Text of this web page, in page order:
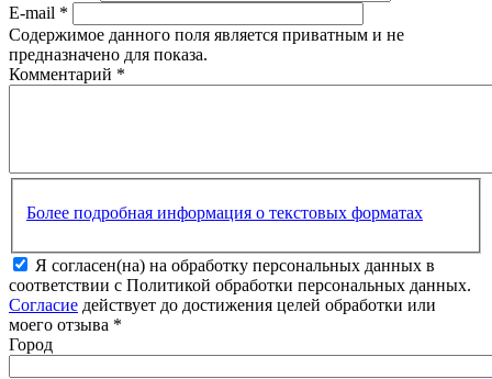
E-mail *
Содержимое данного поля является приватным и не
предназначено для показа.
Комментарий *
Более подробная информация о текстовых форматах
Я согласен(на) на обработку персональных данных в
соответствии с Политикой обработки персональных данных.
Согласие действует до достижения целей обработки или
моего отзыва *
Город